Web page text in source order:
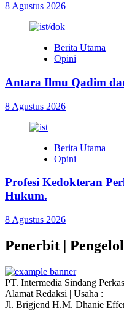
8 Agustus 2026
Berita Utama
Opini
Antara Ilmu Qadim
8 Agustus 2026
Berita Utama
Opini
Profesi Kedokteran
Hukum.
8 Agustus 2026
Penerbit |
PT. Intermedia Sindang
Alamat Redaksi | Usaha :
Jl. Brigjend H.M. Dhanie